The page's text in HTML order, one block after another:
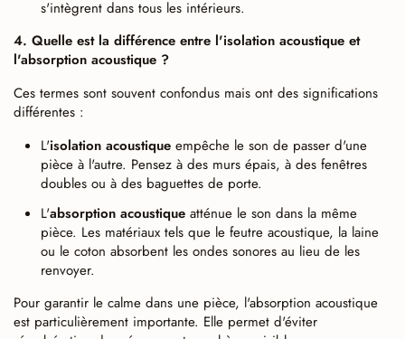
s'intègrent dans tous les intérieurs.
4. Quelle est la différence entre l'isolation acoustique et
l'absorption acoustique ?
Ces termes sont souvent confondus mais ont des significations
différentes :
L'isolation acoustique empêche le son de passer d'une
pièce à l'autre. Pensez à des murs épais, à des fenêtres
doubles ou à des baguettes de porte.
L'absorption acoustique atténue le son dans la même
pièce. Les matériaux tels que le feutre acoustique, la laine
ou le coton absorbent les ondes sonores au lieu de les
renvoyer.
Pour garantir le calme dans une pièce, l'absorption acoustique
est particulièrement importante. Elle permet d'éviter